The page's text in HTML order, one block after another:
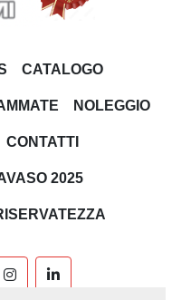
CATALOGO
NOLEGGIO
CONTATTI
2025
instagramlinkedin